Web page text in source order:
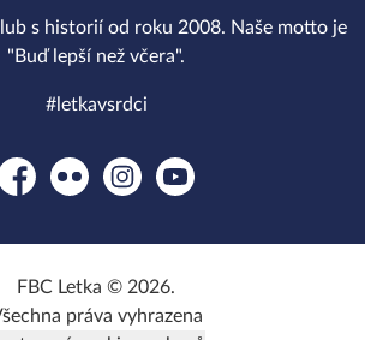
s historií od roku 2008. Naše motto je
"Buď lepší než včera".
#letkavsrdci
Flickr InstagramYouTube
FBC Letka © 2026.
práva vyhrazena